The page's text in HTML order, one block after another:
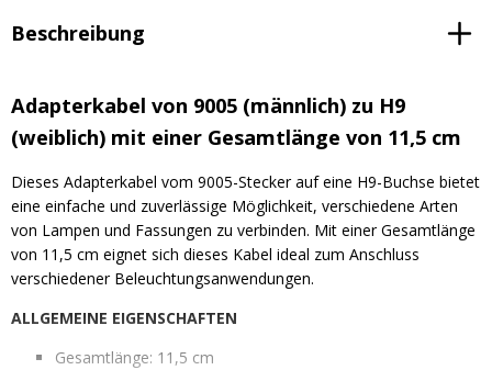
Beschreibung
Adapterkabel von 9005 (männlich) zu H9
(weiblich) mit einer Gesamtlänge von 11,5 cm
Dieses Adapterkabel vom 9005-Stecker auf eine H9-Buchse bietet
eine einfache und zuverlässige Möglichkeit, verschiedene Arten
von Lampen und Fassungen zu verbinden. Mit einer Gesamtlänge
von 11,5 cm eignet sich dieses Kabel ideal zum Anschluss
verschiedener Beleuchtungsanwendungen.
ALLGEMEINE EIGENSCHAFTEN
Gesamtlänge: 11,5 cm